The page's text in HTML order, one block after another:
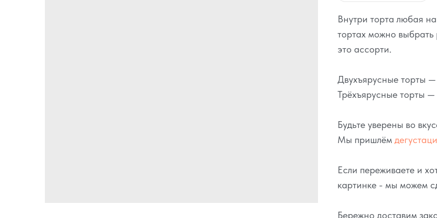
Внутри торта любая
тортах можно
это ассорти.
Двухъярусные торты —
Трёхъярусные торты —
Будьте уверены во
Мы пришлём
Если переживаете и
картинке - мы можем
Бережно доставим